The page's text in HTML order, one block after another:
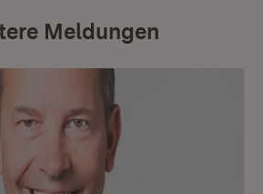
Meldungen